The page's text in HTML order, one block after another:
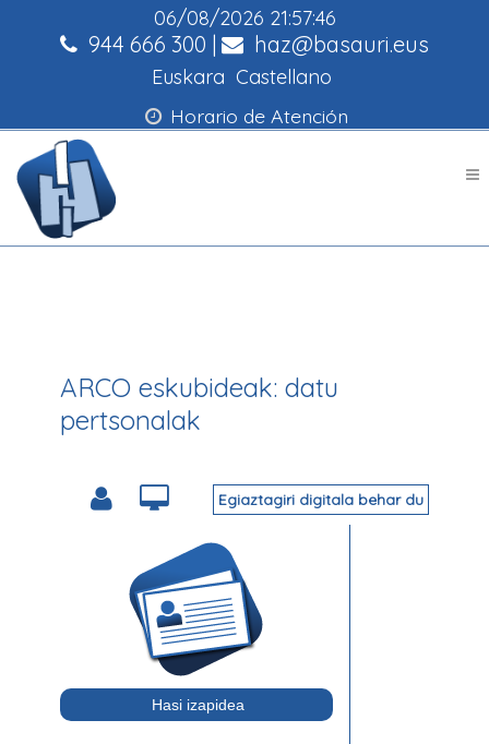
06/08/2026 21:57:46
944 666 300 | haz@basauri.eus
Euskara Castellano
Horario de Atención